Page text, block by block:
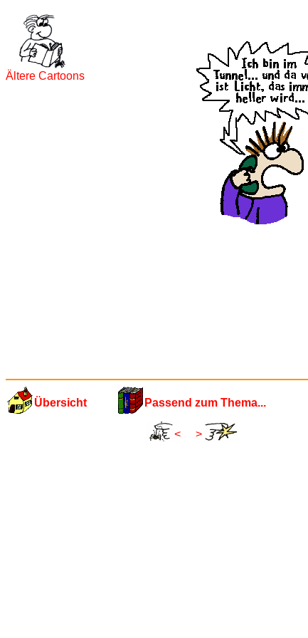
Ältere Cartoons
Übersicht Passend zum Thema...
< >